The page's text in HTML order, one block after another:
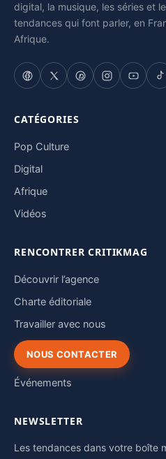
digital, la musique, les séries et
tendances qui font parler, en
Afrique.
CATÉGORIES
Pop Culture
Digital
Afrique
Vidéos
RENCONTRER CRITIKMAG
Découvrir l’agence
Charte éditoriale
Travailler avec nous
NOUS CONTACTER
Événements
NEWSLETTER
Les tendances dans votre boîte